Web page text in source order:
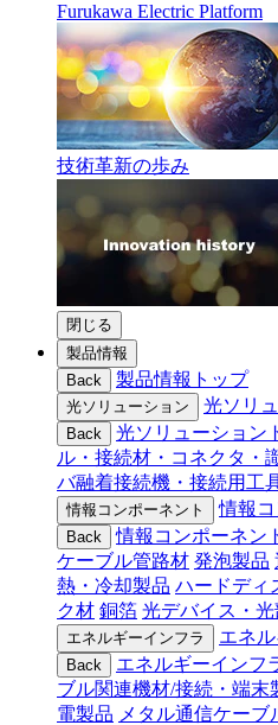
Furukawa Electric Platform
技術革新の歩み
閉じる
製品情報
Back
製品情報トップ
光ソリューション 光ソリ
Back 光ソリューション
ル・接続材・コネクタ・
バ融着接続機・接続用工
情報コンポーネント 情報
Back 情報コンポーネン
ケーブル管路材 発泡製品
熱・冷却製品 ハードディ
ク材 銅箔 光デバイス・光
エネルギーインフラ エネ
Back エネルギーインフ
ブル関連機材/接続・端末
電製品 メタル通信ケーブ